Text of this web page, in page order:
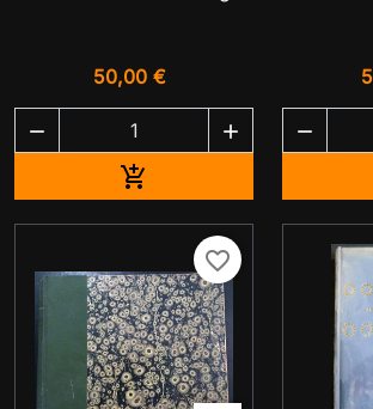
50,00 €
 


favorite_border